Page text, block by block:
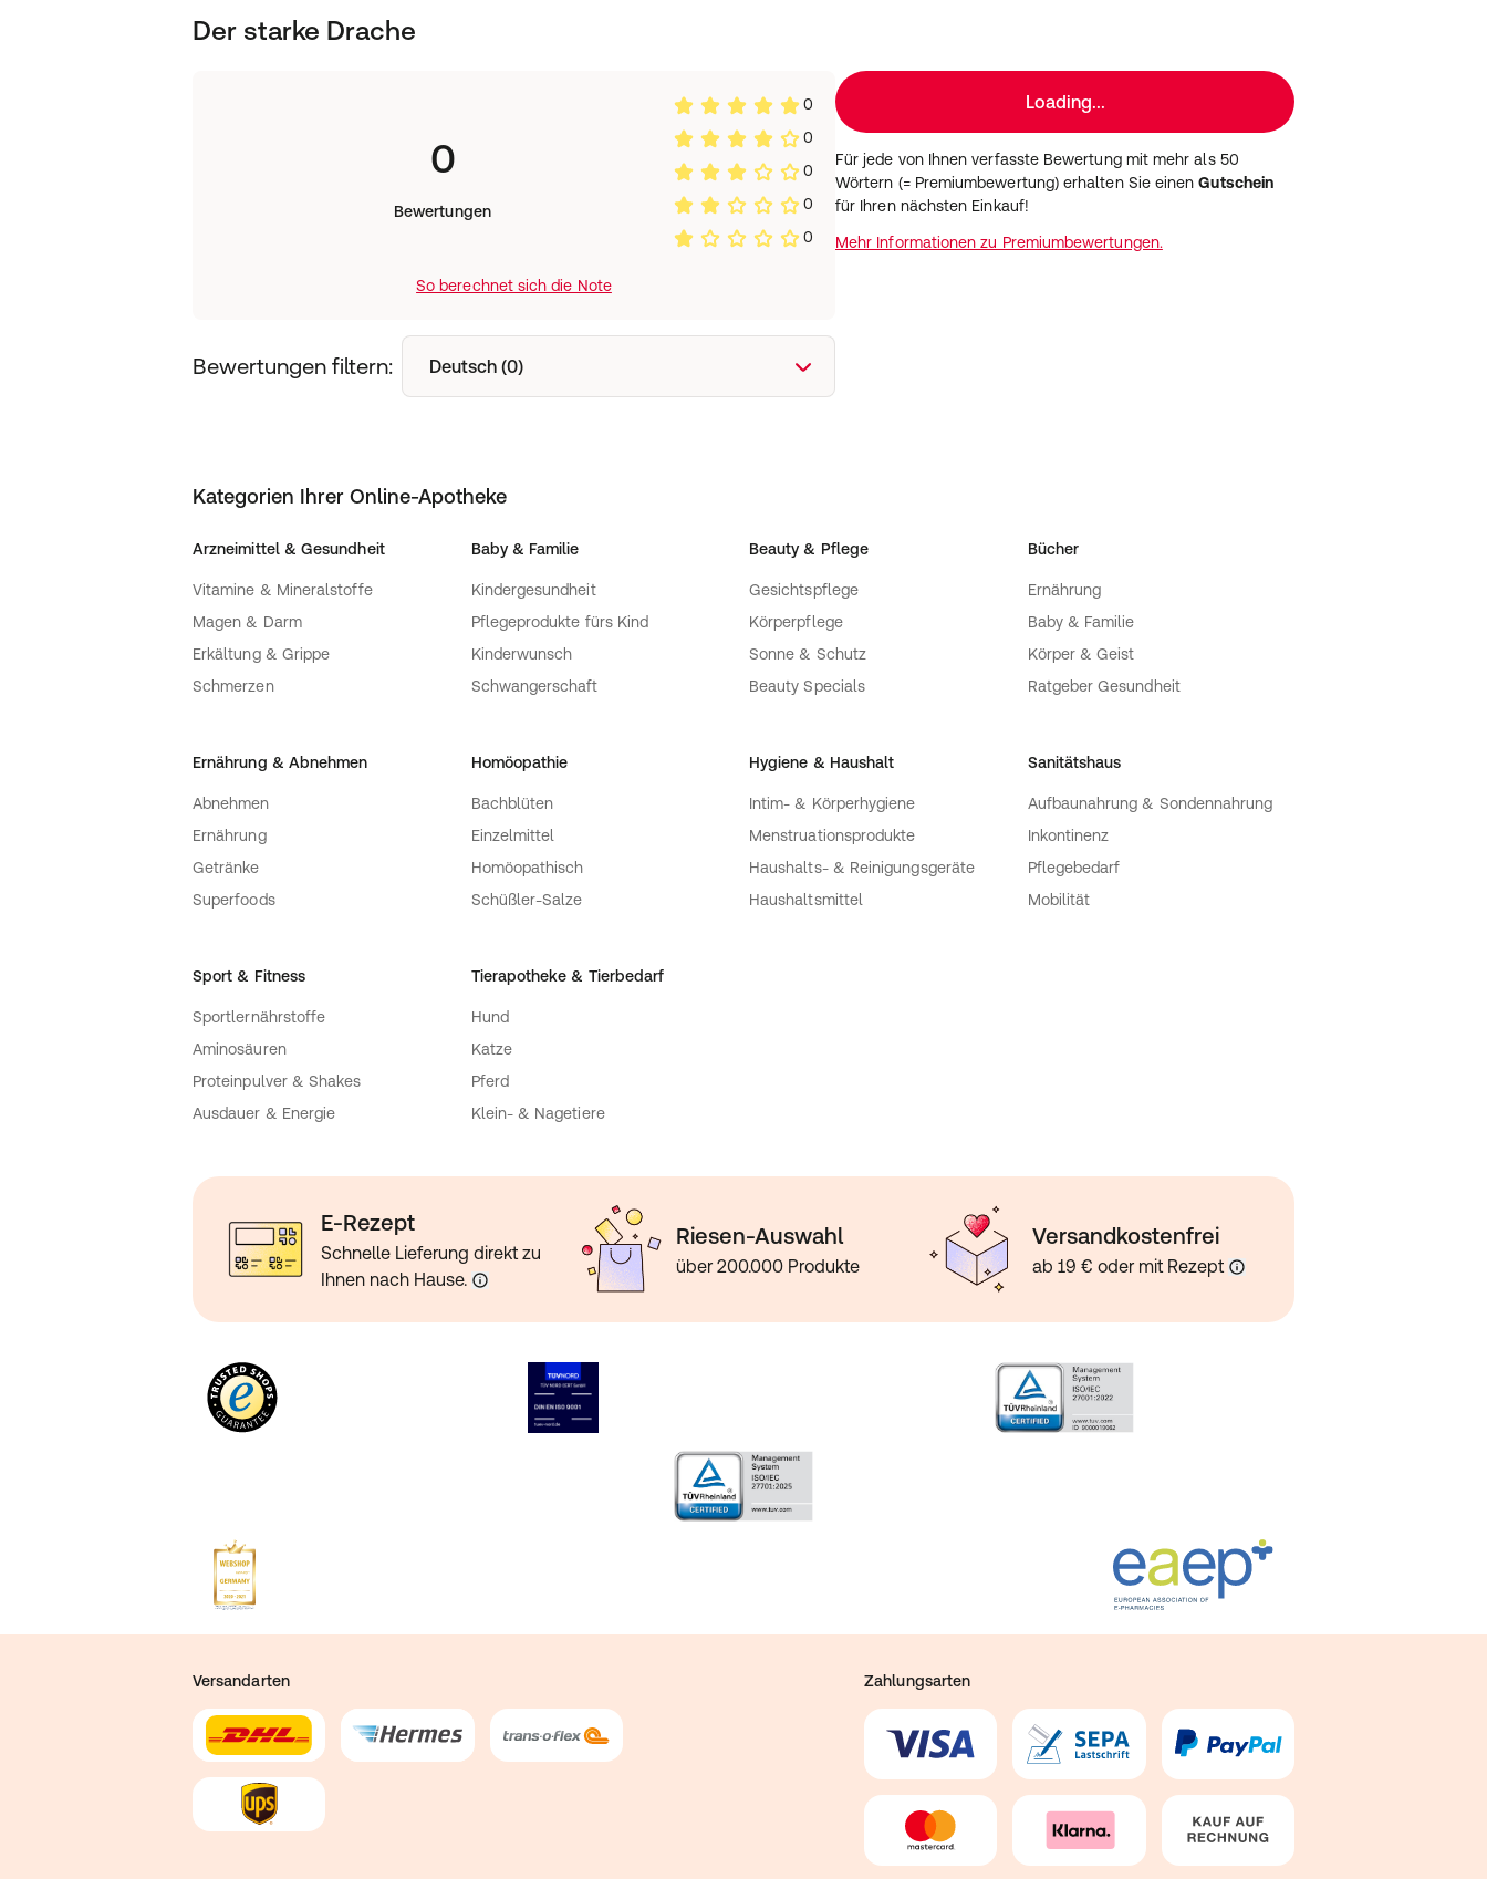
Der starke Drache
0
Bewertungen
0
0
0
0
0
So berechnet sich die Note
Bewertungen filtern: Deutsch (0)
Loading...
Für jede von Ihnen verfasste Bewertung mit mehr als 50
Wörtern (= Premiumbewertung) erhalten Sie einenGutschein
für Ihren nächsten Einkauf!
Mehr Informationen zu Premiumbewertungen.
Kategorien Ihrer Online-Apotheke
Arzneimittel & Gesundheit
Vitamine & Mineralstoffe
Magen & Darm
Erkältung & Grippe
Schmerzen
Baby & Familie
Kindergesundheit
Pflegeprodukte fürs Kind
Kinderwunsch
Schwangerschaft
Beauty & Pflege
Gesichtspflege
Körperpflege
Sonne & Schutz
Beauty Specials
Bücher
Ernährung
Baby & Familie
Körper & Geist
Ratgeber Gesundheit
Ernährung & Abnehmen
Abnehmen
Ernährung
Getränke
Superfoods
Homöopathie
Bachblüten
Einzelmittel
Homöopathisch
Schüßler-Salze
Hygiene & Haushalt
Intim- & Körperhygiene
Menstruationsprodukte
Haushalts- & Reinigungsgeräte
Haushaltsmittel
Sanitätshaus
Aufbaunahrung & Sondennahrung
Inkontinenz
Pflegebedarf
Mobilität
Sport & Fitness
Sportlernährstoffe
Aminosäuren
Proteinpulver & Shakes
Ausdauer & Energie
Tierapotheke & Tierbedarf
Hund
Katze
Pferd
Klein- & Nagetiere
E-Rezept
Schnelle Lieferung direkt zu
Ihnen nach Hause.
Riesen-Auswahl
über 200.000 Produkte
Versandkostenfrei
ab 19 € oder mit Rezept
Versandarten Zahlungsarten